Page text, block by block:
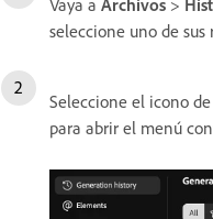
seleccione uno de sus
Seleccione el icono
para abrir el menú